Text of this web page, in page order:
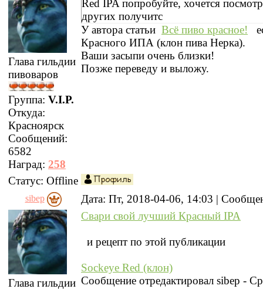
Глава гильдии
пивоваров
Группа: V.I.P.
Откуда:
Красноярск
Сообщений:
6582
Наград: 258
Red IPA попробуйте, хочется
других получитс
У автора статьи Всё пиво красное!
Красного ИПА (клон пива Нерка).
Ваши засыпи очень близки!
Позже переведу и выложу.
Статус: Offline
sibep Дата: Пт, 2018-04-06, 14:03 |
Глава гильдии
Свари свой лучший Красный IPA
и рецепт по этой публикации
Sockeye Red (клон)
Сообщение отредактировал sibep -